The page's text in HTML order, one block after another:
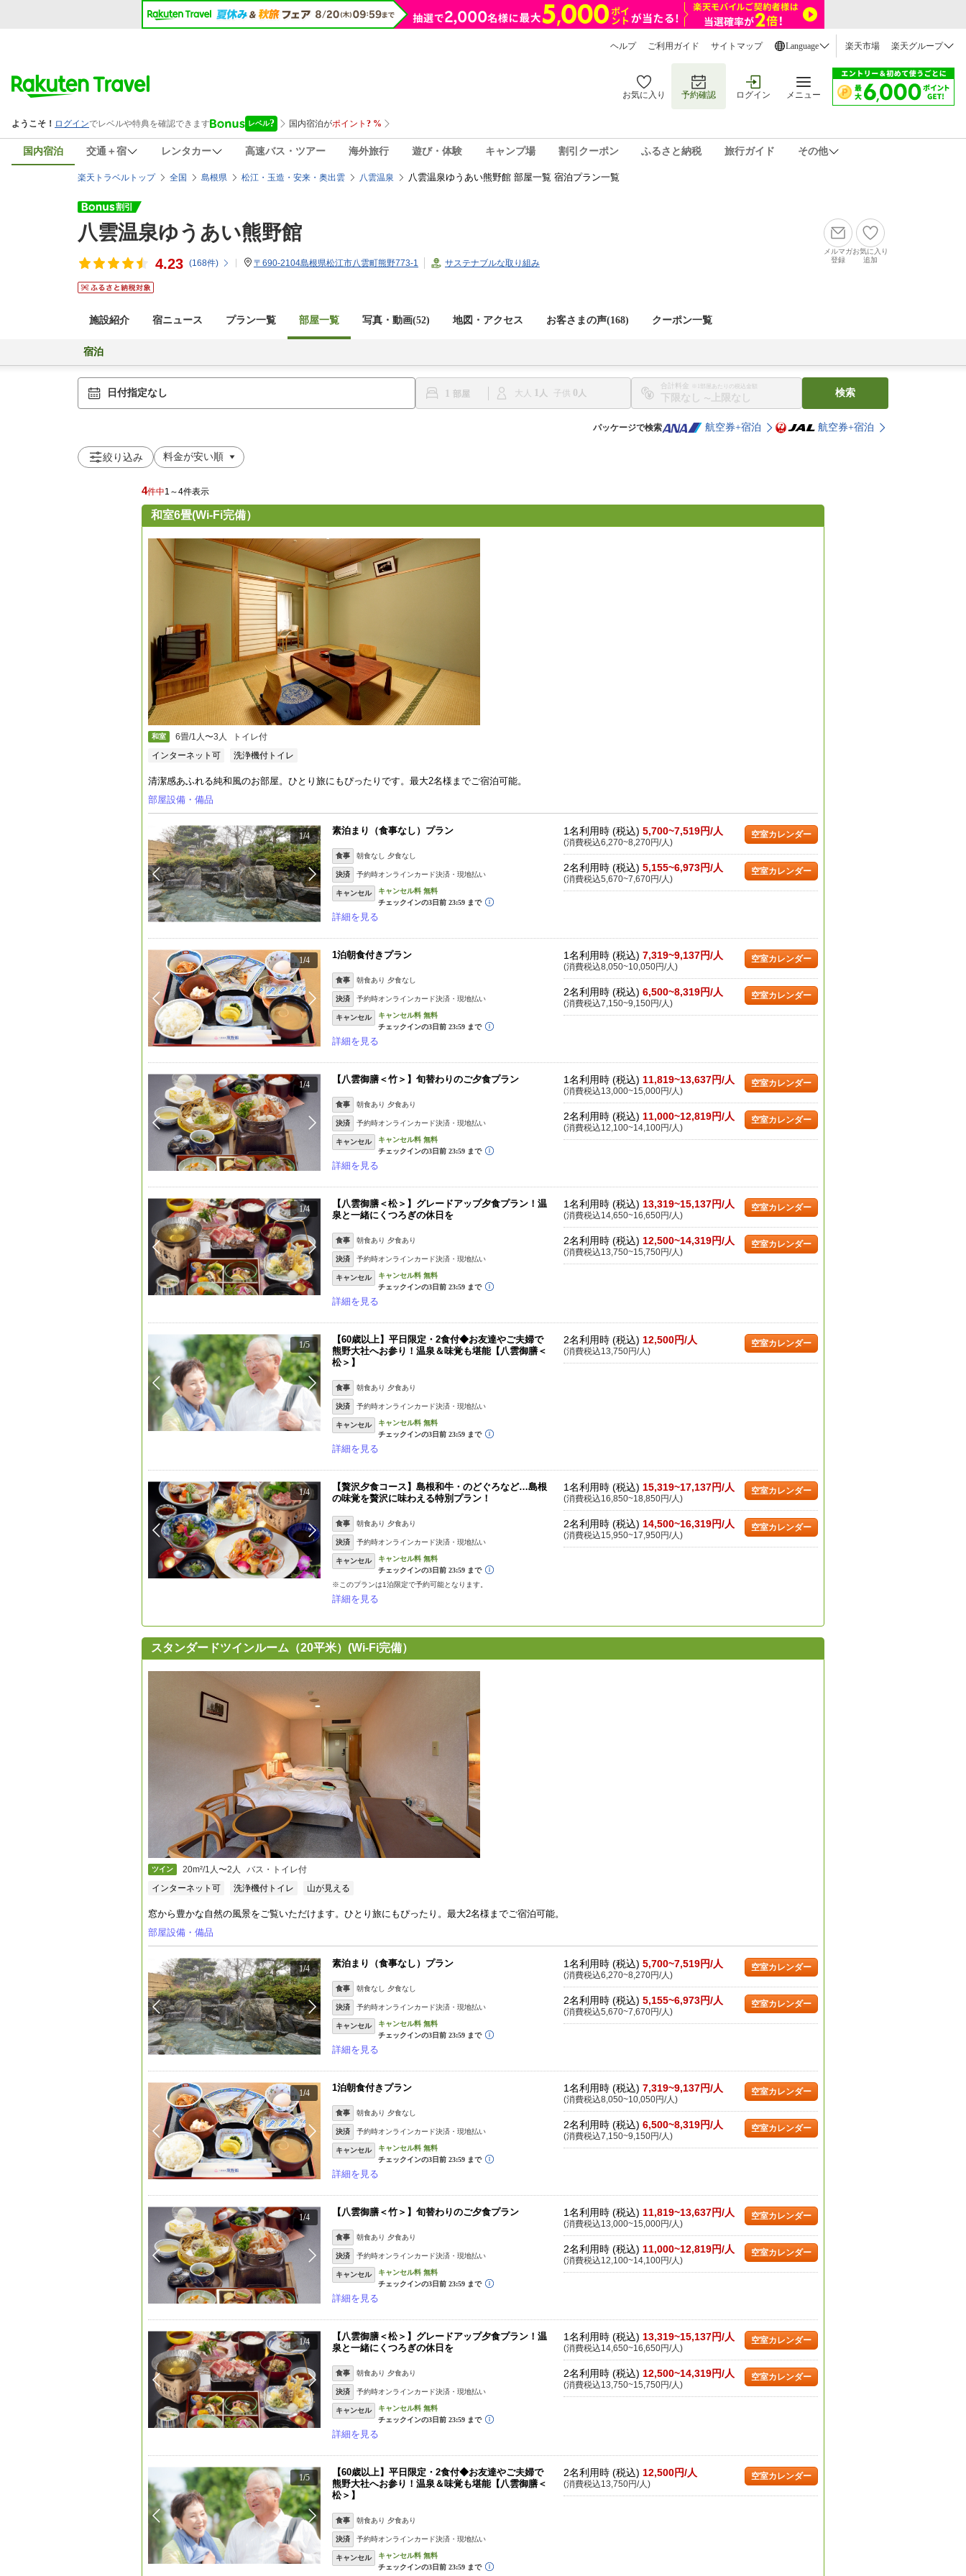
ヘルプ ご利用ガイド サイトマップ Language 楽天市場 楽天グループ
お気に入り 予約確認 ログイン メニュー
国内宿泊 交通＋宿 レンタカー 高速バス・ツアー 海外旅行 遊び・体験 キャンプ場 割引クーポン ふるさと納税 旅行ガイド その他
楽天トラベルトップ 全国 島根県 松江・玉造・安来・奥出雲 八雲温泉 八雲温泉ゆうあい熊野館 部屋一覧 宿泊プラン一覧
八雲温泉ゆうあい熊野館
4.23 (168件) 〒690-2104島根県松江市八雲町熊野773-1 サステナブルな取り組み
メルマガ
登録
お気に入り
追加
施設紹介 宿ニュース プラン一覧 部屋一覧 写真・動画(52) 地図・アクセス お客さまの声(168) クーポン一覧
宿泊
日付指定なし 1 大人 1 子供 0
合計料金 ※1部屋あたりの税込金額
〜
検索
パッケージで検索 航空券+宿泊 航空券+宿泊
絞り込み
4件中1～4件表示
和室6畳(Wi‐Fi完備）
和室 6畳/1人〜3人
トイレ付
インターネット可
洗浄機付トイレ
清潔感あふれる純和風のお部屋。ひとり旅にもぴったりです。最大2名様までご宿泊可能。
部屋設備・備品
1/4 素泊まり（食事なし）プラン
食事 朝食なし 夕食なし
決済 予約時オンラインカード決済・現地払い
キャンセル
詳細を見る
1名利用時 (税込) 5,700~7,519円/人
(消費税込6,270~8,270円/人)
空室カレンダー
2名利用時 (税込) 5,155~6,973円/人
(消費税込5,670~7,670円/人)
空室カレンダー
1/4 1泊朝食付きプラン
食事 朝食あり 夕食なし
決済 予約時オンラインカード決済・現地払い
キャンセル
詳細を見る
1名利用時 (税込) 7,319~9,137円/人
(消費税込8,050~10,050円/人)
空室カレンダー
2名利用時 (税込) 6,500~8,319円/人
(消費税込7,150~9,150円/人)
空室カレンダー
1/4 【八雲御膳＜竹＞】旬替わりのご夕食プラン
食事 朝食あり 夕食あり
決済 予約時オンラインカード決済・現地払い
キャンセル
詳細を見る
1名利用時 (税込) 11,819~13,637円/人
(消費税込13,000~15,000円/人)
空室カレンダー
2名利用時 (税込) 11,000~12,819円/人
(消費税込12,100~14,100円/人)
空室カレンダー
1/4
【八雲御膳＜松＞】グレードアップ夕食プラン！温
泉と一緒にくつろぎの休日を
食事 朝食あり 夕食あり
決済 予約時オンラインカード決済・現地払い
キャンセル
詳細を見る
1名利用時 (税込) 13,319~15,137円/人
(消費税込14,650~16,650円/人)
空室カレンダー
2名利用時 (税込) 12,500~14,319円/人
(消費税込13,750~15,750円/人)
空室カレンダー
1/5
【60歳以上】平日限定・2食付◆お友達やご夫婦で
熊野大社へお参り！温泉＆味覚も堪能【八雲御膳＜
松＞】
食事 朝食あり 夕食あり
決済 予約時オンラインカード決済・現地払い
キャンセル
詳細を見る
2名利用時 (税込) 12,500円/人
(消費税込13,750円/人)
空室カレンダー
1/4
【贅沢夕食コース】島根和牛・のどぐろなど…島根
の味覚を贅沢に味わえる特別プラン！
食事 朝食あり 夕食あり
決済 予約時オンラインカード決済・現地払い
キャンセル
※このプランは1泊限定で予約可能となります。
詳細を見る
1名利用時 (税込) 15,319~17,137円/人
(消費税込16,850~18,850円/人)
空室カレンダー
2名利用時 (税込) 14,500~16,319円/人
(消費税込15,950~17,950円/人)
空室カレンダー
スタンダードツインルーム（20平米）(Wi‐Fi完備）
ツイン 20m²/1人〜2人
バス・トイレ付
インターネット可
洗浄機付トイレ 山が見える
窓から豊かな自然の風景をご覧いただけます。ひとり旅にもぴったり。最大2名様までご宿泊可能。
部屋設備・備品
1/4 素泊まり（食事なし）プラン
食事 朝食なし 夕食なし
決済 予約時オンラインカード決済・現地払い
キャンセル
詳細を見る
1名利用時 (税込) 5,700~7,519円/人
(消費税込6,270~8,270円/人)
空室カレンダー
2名利用時 (税込) 5,155~6,973円/人
(消費税込5,670~7,670円/人)
空室カレンダー
1/4 1泊朝食付きプラン
食事 朝食あり 夕食なし
決済 予約時オンラインカード決済・現地払い
キャンセル
詳細を見る
1名利用時 (税込) 7,319~9,137円/人
(消費税込8,050~10,050円/人)
空室カレンダー
2名利用時 (税込) 6,500~8,319円/人
(消費税込7,150~9,150円/人)
空室カレンダー
1/4 【八雲御膳＜竹＞】旬替わりのご夕食プラン
食事 朝食あり 夕食あり
決済 予約時オンラインカード決済・現地払い
キャンセル
詳細を見る
1名利用時 (税込) 11,819~13,637円/人
(消費税込13,000~15,000円/人)
空室カレンダー
2名利用時 (税込) 11,000~12,819円/人
(消費税込12,100~14,100円/人)
空室カレンダー
1/4
【八雲御膳＜松＞】グレードアップ夕食プラン！温
泉と一緒にくつろぎの休日を
食事 朝食あり 夕食あり
決済 予約時オンラインカード決済・現地払い
キャンセル
詳細を見る
1名利用時 (税込) 13,319~15,137円/人
(消費税込14,650~16,650円/人)
空室カレンダー
2名利用時 (税込) 12,500~14,319円/人
(消費税込13,750~15,750円/人)
空室カレンダー
1/5
【60歳以上】平日限定・2食付◆お友達やご夫婦で
熊野大社へお参り！温泉＆味覚も堪能【八雲御膳＜
松＞】
食事 朝食あり 夕食あり
決済 予約時オンラインカード決済・現地払い
キャンセル
2名利用時 (税込) 12,500円/人
(消費税込13,750円/人)
空室カレンダー